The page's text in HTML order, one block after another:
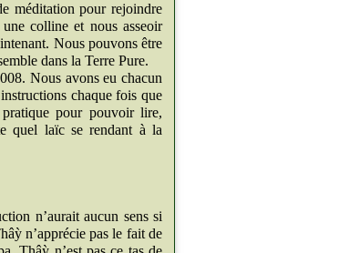
méditation pour rejoindre
colline et nous asseoir
Nous pouvons être
dans la Terre Pure.
Nous avons eu chacun
chaque fois que
pour pouvoir lire,
quel laïc se rendant à la
n’aurait aucun sens si
n’apprécie pas le fait de